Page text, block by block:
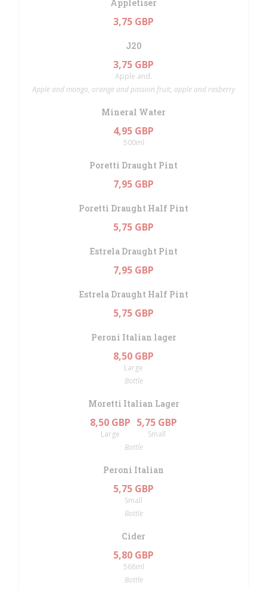
Appletiser
3,75 GBP
J20
3,75 GBP
Apple and.
Apple and mongo, orange and passion fruit, apple and rasberry
Mineral Water
4,95 GBP
500ml
Poretti Draught Pint
7,95 GBP
Poretti Draught Half Pint
5,75 GBP
Estrela Draught Pint
7,95 GBP
Estrela Draught Half Pint
5,75 GBP
Peroni Italian lager
8,50 GBP
Large
Bottle
Moretti Italian Lager
8,50 GBP
Large
5,75 GBP
Small
Bottle
Peroni Italian
5,75 GBP
Small
Bottle
Cider
5,80 GBP
568ml
Bottle